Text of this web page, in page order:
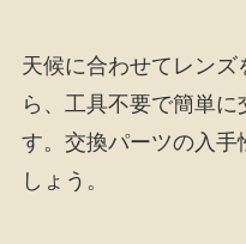
天候に合わせてレン
ら、工具不要で簡単
す。交換パーツの入
しょう。